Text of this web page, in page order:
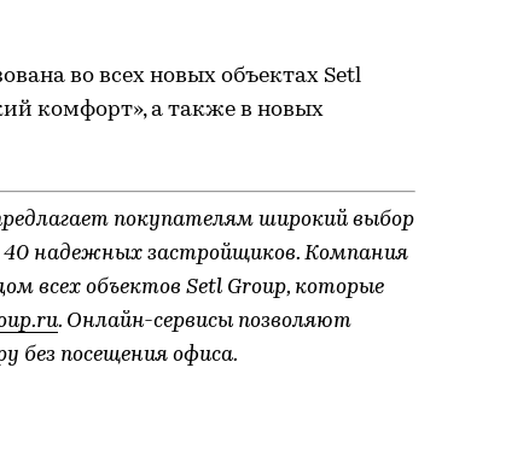
во всех новых объектах Setl
комфорт», а также в новых
покупателям широкий выбор
40 надежных застройщиков. Компания
всех объектов Setl Group, которые
. Онлайн-сервисы позволяют
без посещения офиса.